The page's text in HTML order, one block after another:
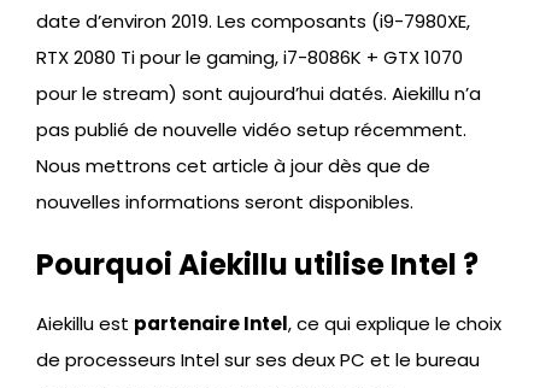
date d’environ 2019. Les composants (i9-7980XE,
RTX 2080 Ti pour le gaming, i7-8086K + GTX 1070
pour le stream) sont aujourd’hui datés. Aiekillu n’a
pas publié de nouvelle vidéo setup récemment.
Nous mettrons cet article à jour dès que de
nouvelles informations seront disponibles.
Pourquoi Aiekillu utilise Intel ?
Aiekillu est partenaire Intel, ce qui explique le choix
de processeurs Intel sur ses deux PC et le bureau